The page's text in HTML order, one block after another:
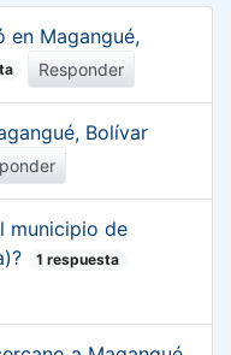
en Magangué,
Responder
Bolívar
municipio de
1 respuesta